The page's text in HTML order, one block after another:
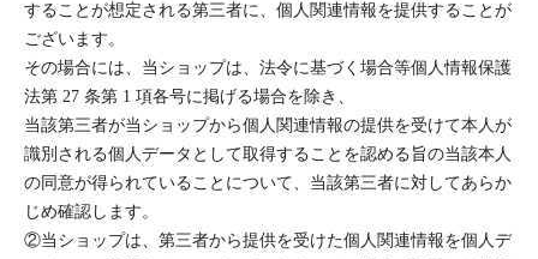
することが想定される第三者に、個人関連情報を提供することが
ございます。
その場合には、当ショップは、法令に基づく場合等個人情報保護
法第 27 条第 1 項各号に掲げる場合を除き、
当該第三者が当ショップから個人関連情報の提供を受けて本人が
識別される個人データとして取得することを認める旨の当該本人
の同意が得られていることについて、当該第三者に対してあらか
じめ確認します。
②当ショップは、第三者から提供を受けた個人関連情報を個人デ